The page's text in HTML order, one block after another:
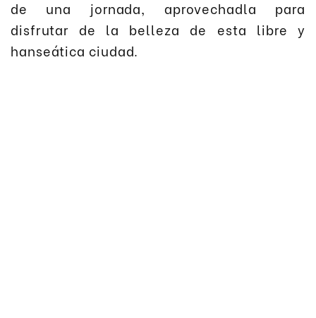
de una jornada, aprovechadla para
disfrutar de la belleza de esta libre y
hanseática ciudad.